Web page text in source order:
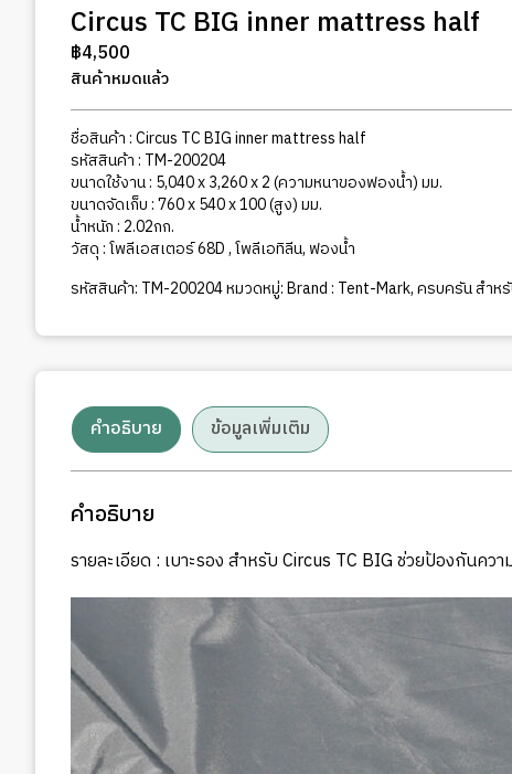
Circus TC BIG inner mattress half
฿4,500
สินค้าหมดแล้ว
ชื่อสินค้า : Circus TC BIG inner mattress half
รหัสสินค้า : TM-200204
ขนาดใช้งาน : 5,040 x 3,260 x 2 (ความหนาของฟองน้ำ) มม.
ขนาดจัดเก็บ : 760 x 540 x 100 (สูง) มม.
น้ำหนัก : 2.02กก.
วัสดุ : โพลีเอสเตอร์ 68D , โพลีเอทิลีน, ฟองน้ำ
รหัสสินค้า: TM-200204หมวดหมู่:Brand : Tent-Mark,ครบครัน สำห
คำอธิบาย ข้อมูลเพิ่มเติม
คำอธิบาย
รายละเอียด : เบาะรอง สำหรับ Circus TC BIG ช่วยป้องกันค